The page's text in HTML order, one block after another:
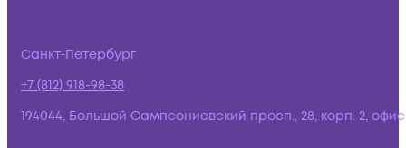
Санкт-Петербург
+7 (812) 918-98-38
194044, Большой Сампсониевский просп., 28, корп. 2,